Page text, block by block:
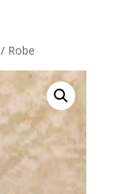
/ Robe